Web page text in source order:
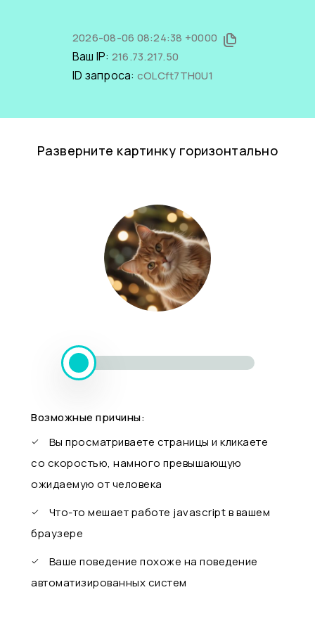
2026-08-06 08:24:38 +0000
Ваш IP: 216.73.217.50
ID запроса: cOLCft7TH0U1
Разверните картинку горизонтально
Возможные причины:
Вы просматриваете страницы и кликаете
со скоростью, намного превышающую
ожидаемую от человека
Что-то мешает работе javascript в вашем
браузере
Ваше поведение похоже на поведение
автоматизированных систем